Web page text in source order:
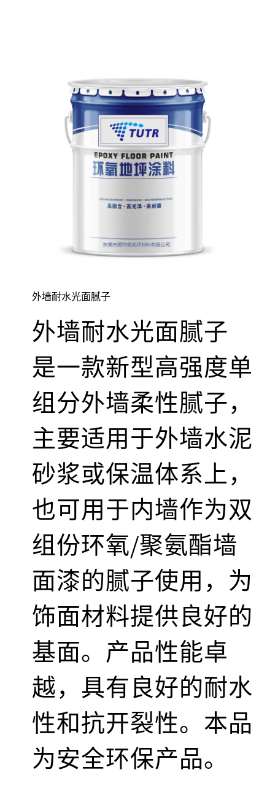
外墙耐水光面腻子
外墙耐水光面腻子
是一款新型高强度单
组分外墙柔性腻子，
主要适用于外墙水泥
砂浆或保温体系上，
也可用于内墙作为双
组份环氧/聚氨酯墙
面漆的腻子使用，为
饰面材料提供良好的
基面。产品性能卓
越，具有良好的耐水
性和抗开裂性。本品
为安全环保产品。